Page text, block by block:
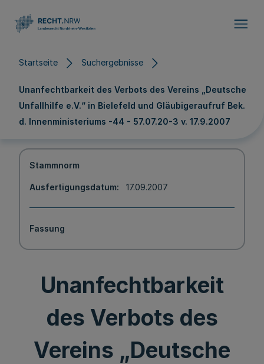
Startseite Suchergebnisse
Unanfechtbarkeit des Verbots des Vereins „Deutsche
Unfallhilfe e.V.“ in Bielefeld und Gläubigeraufruf Bek.
d. Innenministeriums -44 - 57.07.20-3 v. 17.9.2007
Stammnorm
Ausfertigungsdatum 17.09.2007
Fassung
Unanfechtbarkeit
des Verbots des
Vereins „Deutsche